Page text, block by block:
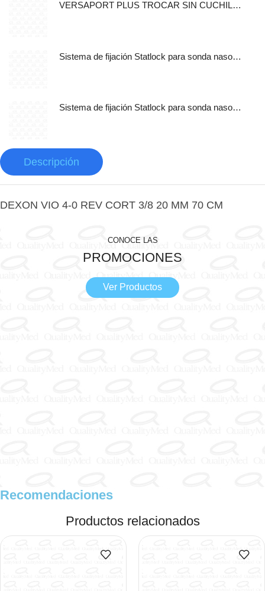
VERSAPORT PLUS TROCAR SIN CUCHILLA CON CANULA DE
Sistema de fijación Statlock para sonda nasogástrica y sondas de alimentación enteral, tamaño pediátrico, auto adherible.
Sistema de fijación Statlock para sonda nasogástrica y sondas de alimentación enteral, tamaño pediátrico, libre de latex.
Descripción
DEXON VIO 4-0 REV CORT 3/8 20 MM 70 CM
CONOCE LAS
PROMOCIONES
Ver Productos
Recomendaciones
Productos relacionados